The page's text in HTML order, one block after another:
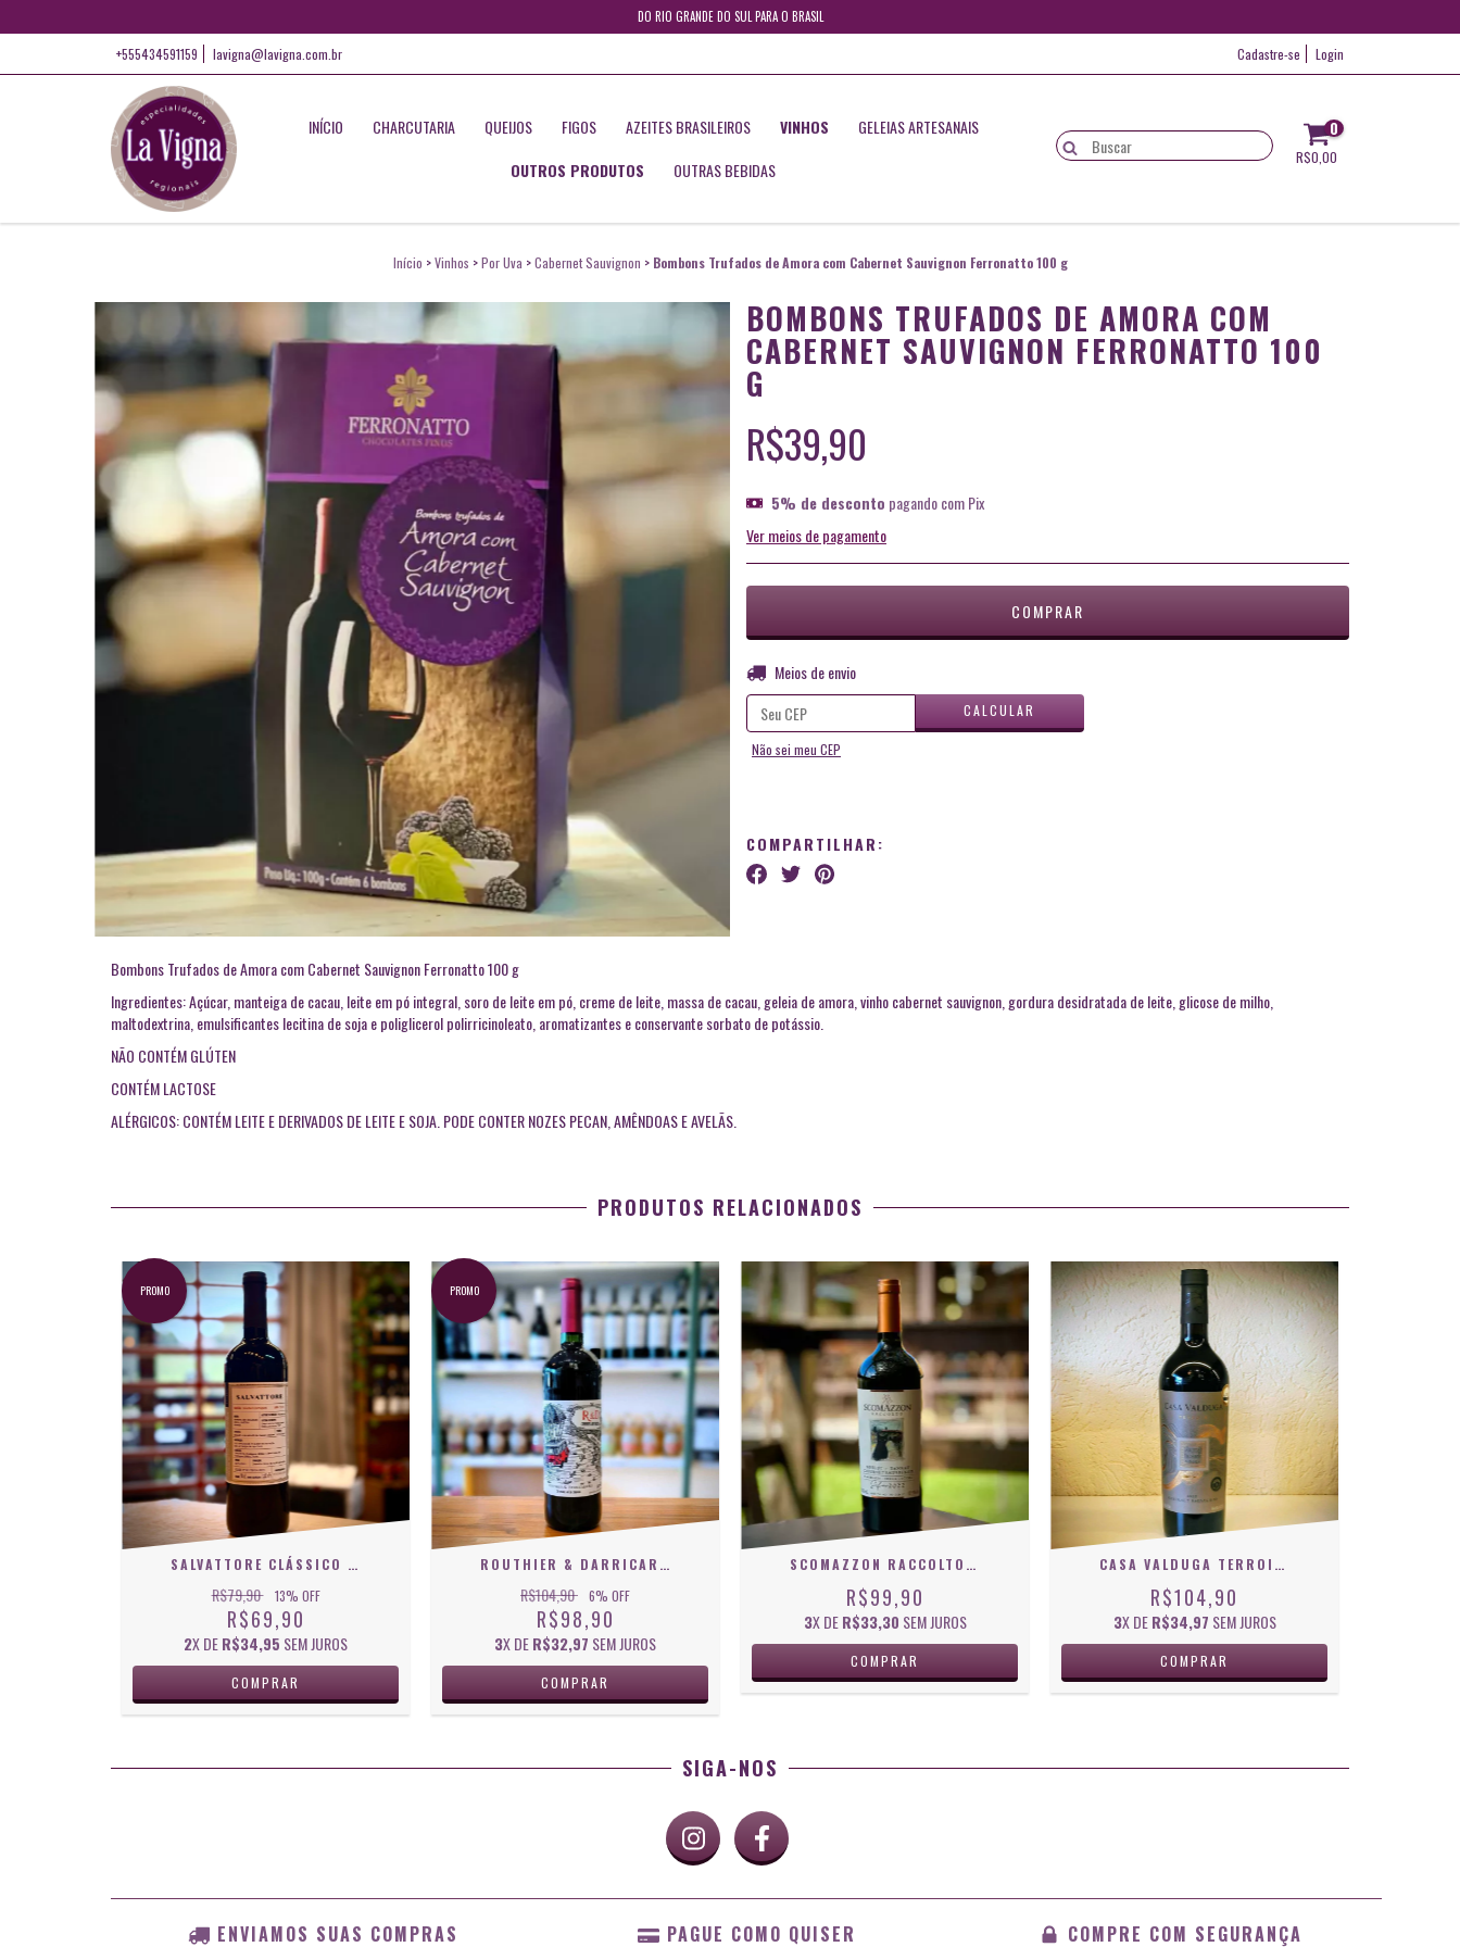
DO RIO GRANDE DO SUL PARA O BRASIL
+555434591159 lavigna@lavigna.com.br Cadastre-se Login
INÍCIO CHARCUTARIA QUEIJOS FIGOS AZEITES BRASILEIROS VINHOS
GELEIAS ARTESANAIS
OUTROS PRODUTOS
OUTRAS BEBIDAS
0
R$0,00
Início > Vinhos > Por Uva > Cabernet Sauvignon > Bombons Trufados de Amora com Cabernet Sauvignon Ferronatto 100 g
BOMBONS TRUFADOS DE AMORA COM
CABERNET SAUVIGNON FERRONATTO 100
G
R$39,90
5% de desconto pagando com Pix
Ver meios de pagamento
Entregas para o CEP:
Meios de envio
CALCULAR
Não sei meu CEP
COMPARTILHAR:
Bombons Trufados de Amora com Cabernet Sauvignon Ferronatto 100 g
Ingredientes: Açúcar, manteiga de cacau, leite em pó integral, soro de leite em pó, creme de leite, massa de cacau, geleia de amora, vinho cabernet sauvignon, gordura desidratada de leite, glicose de milho,
maltodextrina, emulsificantes lecitina de soja e poliglicerol polirricinoleato, aromatizantes e conservante sorbato de potássio.
NÃO CONTÉM GLÚTEN
CONTÉM LACTOSE
ALÉRGICOS: CONTÉM LEITE E DERIVADOS DE LEITE E SOJA. PODE CONTER NOZES PECAN, AMÊNDOAS E AVELÃS.
PRODUTOS RELACIONADOS
PROMO
SALVATTORE CLÁSSICO CABERNET SAUVIGNON 750 ML
R$79,90 13% OFF
R$69,90
2X DER$34,95 SEM JUROS
PROMO
ROUTHIER & DARRICARRÈRE RED CABERNET SAUVIGNON
R$104,90 6% OFF
R$98,90
3X DER$32,97 SEM JUROS
SCOMAZZON RACCOLTO CORTE TINTO 750 ML
R$99,90
3X DER$33,30 SEM JUROS
CASA VALDUGA TERROIR CABERNET SAUVIGNON 2022 750 ML
R$104,90
3X DER$34,97 SEM JUROS
SIGA-NOS
ENVIAMOS SUAS COMPRAS PAGUE COMO QUISER COMPRE COM SEGURANÇA